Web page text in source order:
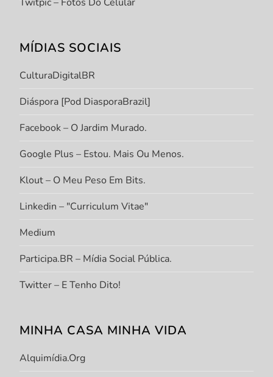
MÍDIAS SOCIAIS
CulturaDigitalBR
Diáspora [Pod DiasporaBrazil]
Facebook – O Jardim Murado.
Google Plus – Estou. Mais Ou Menos.
Klout – O Meu Peso Em Bits.
Linkedin – "Curriculum Vitae"
Medium
Participa.BR – Mídia Social Pública.
Twitter – E Tenho Dito!
MINHA CASA MINHA VIDA
Alquimídia.org